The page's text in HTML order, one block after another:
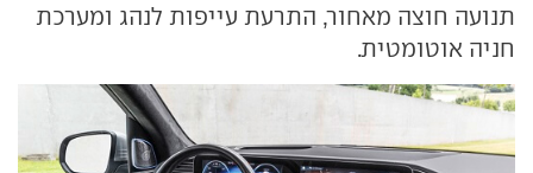
תנועה חוצה מאחור, התרעת עייפות לנהג ומערכת
חניה אוטומטית.